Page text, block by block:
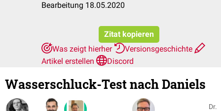
Bearbeitung 18.05.2020
Zitat kopieren
Was zeigt hierher
Versionsgeschichte
Artikel erstellen
Discord
Wasserschluck-Test nach Daniels
Dr.